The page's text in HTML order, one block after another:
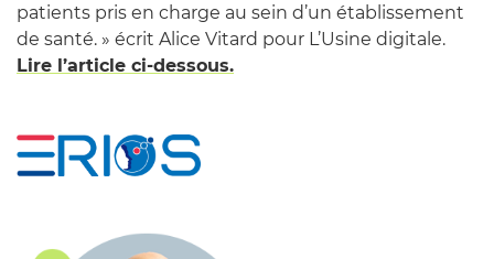
patients pris en charge au sein d’un établissement
de santé. » écrit Alice Vitard pour L’Usine digitale.
Lire l’article ci-dessous.